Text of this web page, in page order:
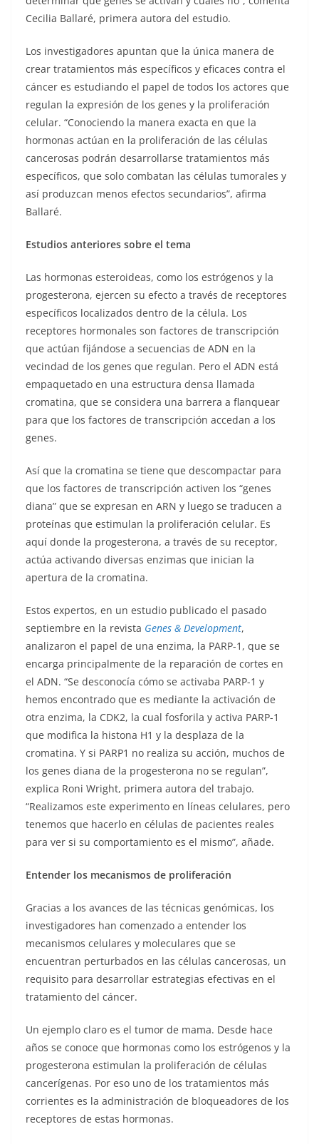
Cecilia Ballaré, primera autora del estudio.
Los investigadores apuntan que la única manera de
crear tratamientos más específicos y eficaces contra el
cáncer es estudiando el papel de todos los actores que
regulan la expresión de los genes y la proliferación
celular. “Conociendo la manera exacta en que la
hormonas actúan en la proliferación de las células
cancerosas podrán desarrollarse tratamientos más
específicos, que solo combatan las células tumorales y
así produzcan menos efectos secundarios”, afirma
Ballaré.
Estudios anteriores sobre el tema
Las hormonas esteroideas, como los estrógenos y la
progesterona, ejercen su efecto a través de receptores
específicos localizados dentro de la célula. Los
receptores hormonales son factores de transcripción
que actúan fijándose a secuencias de ADN en la
vecindad de los genes que regulan. Pero el ADN está
empaquetado en una estructura densa llamada
cromatina, que se considera una barrera a flanquear
para que los factores de transcripción accedan a los
genes.
Así que la cromatina se tiene que descompactar para
que los factores de transcripción activen los “genes
diana” que se expresan en ARN y luego se traducen a
proteínas que estimulan la proliferación celular. Es
aquí donde la progesterona, a través de su receptor,
actúa activando diversas enzimas que inician la
apertura de la cromatina.
Estos expertos, en un estudio publicado el pasado
septiembre en la revista Genes & Development,
analizaron el papel de una enzima, la PARP-1, que se
encarga principalmente de la reparación de cortes en
el ADN. “Se desconocía cómo se activaba PARP-1 y
hemos encontrado que es mediante la activación de
otra enzima, la CDK2, la cual fosforila y activa PARP-1
que modifica la histona H1 y la desplaza de la
cromatina. Y si PARP1 no realiza su acción, muchos de
los genes diana de la progesterona no se regulan”,
explica Roni Wright, primera autora del trabajo.
“Realizamos este experimento en líneas celulares, pero
tenemos que hacerlo en células de pacientes reales
para ver si su comportamiento es el mismo”, añade.
Entender los mecanismos de proliferación
Gracias a los avances de las técnicas genómicas, los
investigadores han comenzado a entender los
mecanismos celulares y moleculares que se
encuentran perturbados en las células cancerosas, un
requisito para desarrollar estrategias efectivas en el
tratamiento del cáncer.
Un ejemplo claro es el tumor de mama. Desde hace
años se conoce que hormonas como los estrógenos y la
progesterona estimulan la proliferación de células
cancerígenas. Por eso uno de los tratamientos más
corrientes es la administración de bloqueadores de los
receptores de estas hormonas.